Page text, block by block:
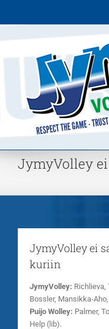
JymyVolley
JymyVolley ei
kuriin
JymyVolley: Richlieva,
Bossler, Mansikka-
Puijo Wolley: Palmer,
Help (lib).